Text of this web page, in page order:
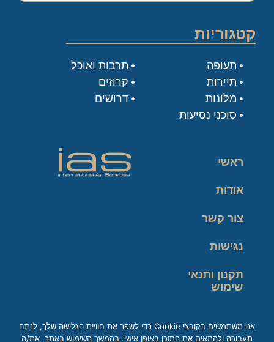
קטגוריות
תעופה
תיירות
מלונות
סוכני נסיעות
תרבות ואוכל
קרוזים
דרושים
ראשי
אודות
צור קשר
נגישות
תקנון ותנאי
שימוש
אנו משתמשים בקובצי Cookie כדי לשפר את חוויית הגלישה שלך, לנתח
תעבורה ולהתאים את התוכן באופן אישי. בהמשך השימוש באתר, את/ה